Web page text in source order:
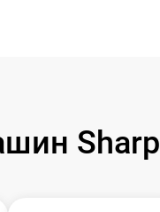
Sharp